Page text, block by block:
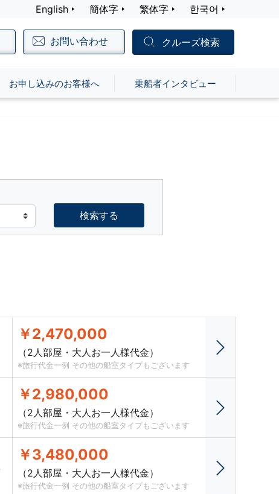
English 簡体字 繁体字 한국어
お問い合わせ クルーズ検索
お申し込みのお客様へ 乗船者インタビュー
検索する
￥2,470,000
（2人部屋・大人お一人様代金）
※旅行代金一例 その他の船室タイプもございます
￥2,980,000
（2人部屋・大人お一人様代金）
※旅行代金一例 その他の船室タイプもございます
￥3,480,000
（2人部屋・大人お一人様代金）
※旅行代金一例 その他の船室タイプもございます